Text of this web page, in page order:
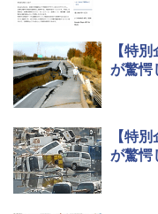
【特
が驚愕
【特
が驚愕